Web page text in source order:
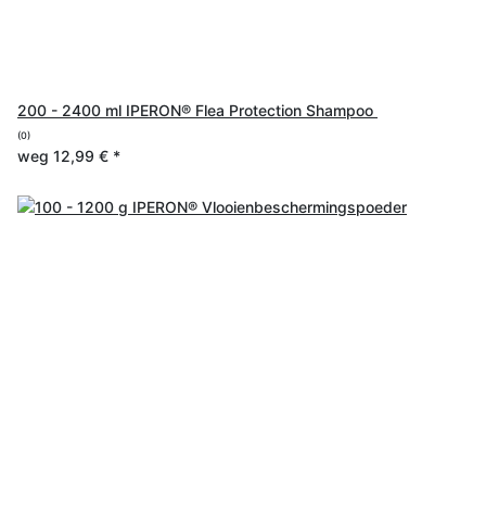
200 - 2400 ml IPERON® Flea Protection Shampoo
(0)
weg 12,99 € *